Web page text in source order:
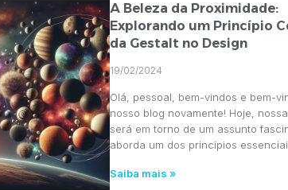
A Beleza da Proximidade:
Explorando um Princípio
da Gestalt no Design
19/02/2024
Olá, pessoal, bem-vindos e bem-
nosso blog novamente! Hoje,
será em torno de um assunto
aborda um dos princípios
Saiba mais »